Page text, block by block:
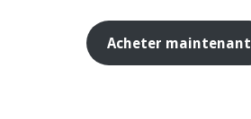
Acheter maintenant